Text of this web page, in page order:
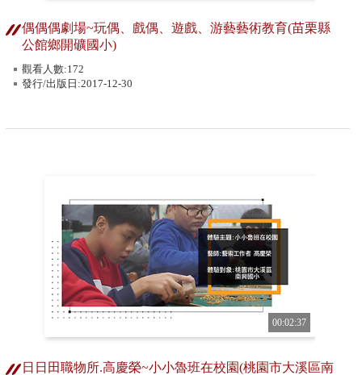
偶偶偶劇場~玩偶、戲偶、遊戲、游藝藝術教育(苗栗縣
公館鄉開礦國小)
觀看人數:172
發行/出版日:2017-12-30
00:02:37
日日田職物所.高慶榮~小小魯班在校園(桃園市大溪區南